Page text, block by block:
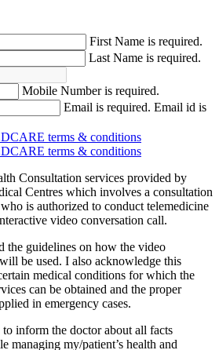
First Name is required.
Last Name is required.
Mobile Number is required.
Email is required. Email id is
terms & conditions
terms & conditions
Consultation services provided by
Centres which involves a consultation
is authorized to conduct telemedicine
video conversation call.
the guidelines on how the video
be used. I also acknowledge this
medical conditions for which the
can be obtained and the proper
in emergency cases.
inform the doctor about all facts
managing my/patient’s health and